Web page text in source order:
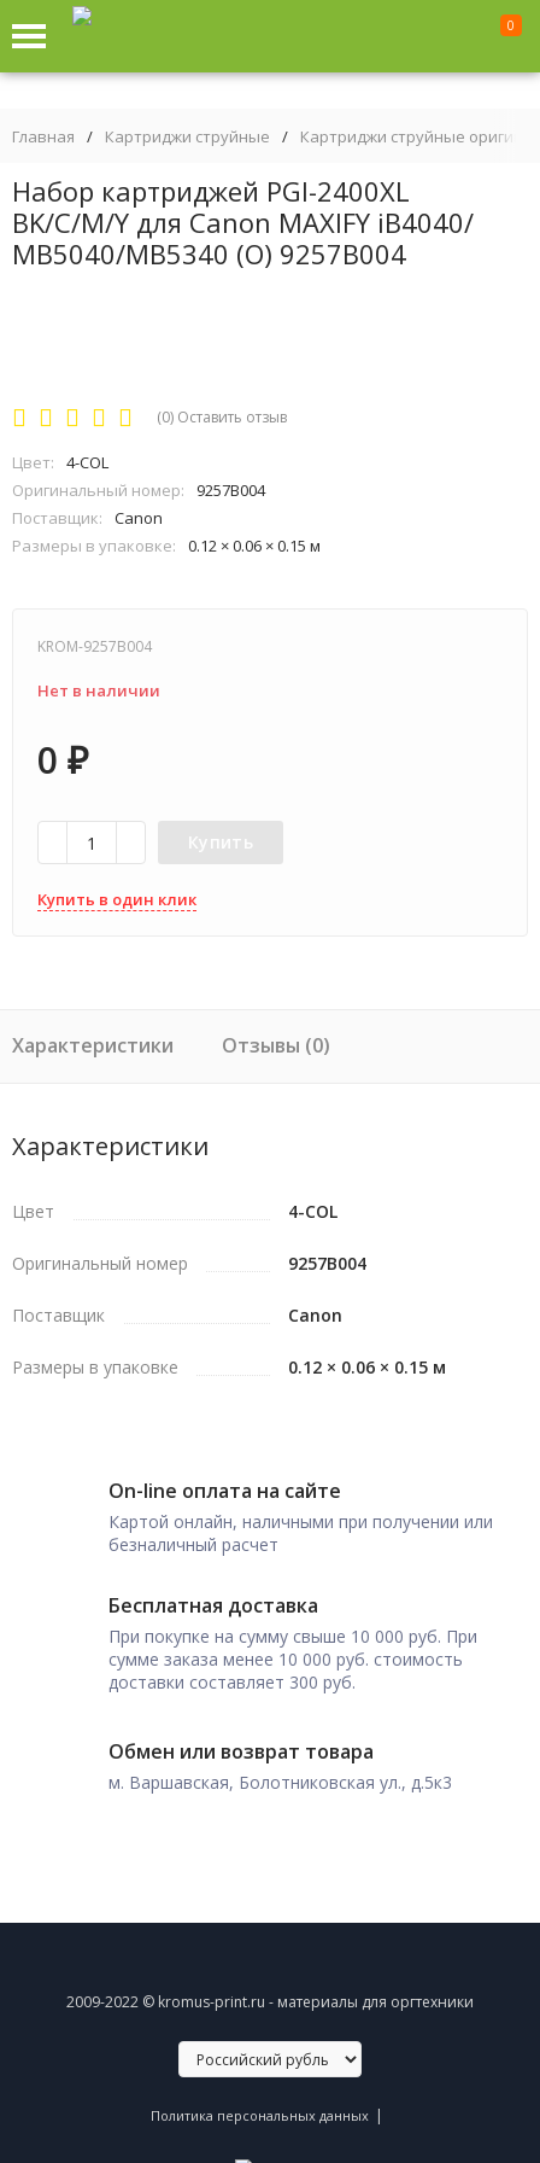
0
Главная / Картриджи струйные / Картриджи струйные
Набор картриджей PGI-2400XL
BK/C/M/Y для Canon MAXIFY iB4040/
МВ5040/МВ5340 (O) 9257B004
(0) Оставить отзыв
Цвет:
4-COL
Оригинальный номер:
9257B004
Поставщик:
Canon
Размеры в упаковке:
0.12 × 0.06 × 0.15 м
KROM-9257B004
Нет в наличии
0 ₽
Купить
Купить в один клик
Характеристики Отзывы (0)
Характеристики
Цвет 4-COL
Оригинальный номер 9257B004
Поставщик Canon
Размеры в упаковке 0.12 × 0.06 × 0.15 м
On-line оплата на сайте
Картой онлайн, наличными при получении или
безналичный расчет
Бесплатная доставка
При покупке на сумму свыше 10 000 руб. При
сумме заказа менее 10 000 руб. стоимость
доставки составляет 300 руб.
Обмен или возврат товара
м. Варшавская, Болотниковская ул., д.5к3
2009-2022 © kromus-print.ru - материалы для оргтехники
Политика персональных данных |